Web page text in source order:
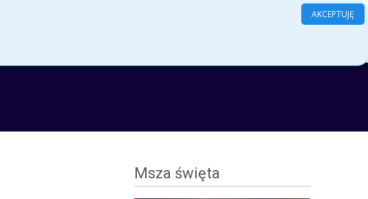
Search
Msza święta
AKCEPTUJĘ